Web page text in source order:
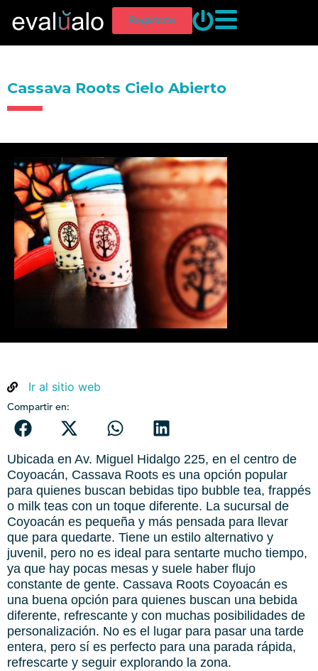
Regístrate
Cassava Roots Cielo Abierto
Ir al sitio web
Compartir en:
Ubicada en Av. Miguel Hidalgo 225, en el centro de
Coyoacán, Cassava Roots es una opción popular
para quienes buscan bebidas tipo bubble tea, frappés
o milk teas con un toque diferente. La sucursal de
Coyoacán es pequeña y más pensada para llevar
que para quedarte. Tiene un estilo alternativo y
juvenil, pero no es ideal para sentarte mucho tiempo,
ya que hay pocas mesas y suele haber flujo
constante de gente. Cassava Roots Coyoacán es
una buena opción para quienes buscan una bebida
diferente, refrescante y con muchas posibilidades de
personalización. No es el lugar para pasar una tarde
entera, pero sí es perfecto para una parada rápida,
refrescarte y seguir explorando la zona.